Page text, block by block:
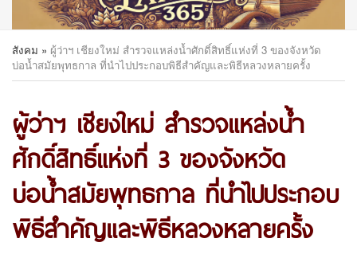
สังคม » ผู้ว่าฯ เชียงใหม่ สำรวจแหล่งน้ำศักดิ์สิทธิ์แห่งที่ 3 ของจังหวัด
บ่อน้ำสมัยพุทธกาล ที่นำไปประกอบพิธีสำคัญและพิธีหลวงหลายครั้ง
ผู้ว่าฯ เชียงใหม่ สำรวจแหล่งน้ำ
ศักดิ์สิทธิ์แห่งที่ 3 ของจังหวัด
บ่อน้ำสมัยพุทธกาล ที่นำไปประกอบ
พิธีสำคัญและพิธีหลวงหลายครั้ง